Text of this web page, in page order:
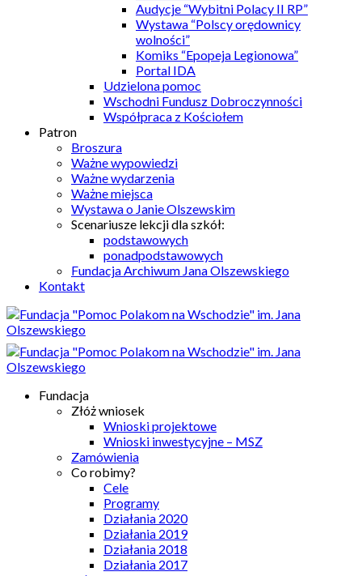
Audycje “Wybitni Polacy II RP”
Wystawa “Polscy orędownicy
wolności”
Komiks “Epopeja Legionowa”
Portal IDA
Udzielona pomoc
Wschodni Fundusz Dobroczynności
Współpraca z Kościołem
Patron
Broszura
Ważne wypowiedzi
Ważne wydarzenia
Ważne miejsca
Wystawa o Janie Olszewskim
Scenariusze lekcji dla szkół:
podstawowych
ponadpodstawowych
Fundacja Archiwum Jana Olszewskiego
Kontakt
Fundacja
Złóż wniosek
Wnioski projektowe
Wnioski inwestycyjne – MSZ
Zamówienia
Co robimy?
Cele
Programy
Działania 2020
Działania 2019
Działania 2018
Działania 2017